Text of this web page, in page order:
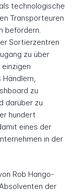
technologische
Transporteuren
befördern.
Sortierzentren
zu über
zu
darüber zu
hundert
eines der
in der
Rob Hango-
der